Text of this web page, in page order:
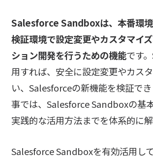
Salesforce Sandboxは、本番環
検証環境で設定変更やカスタマイ
ション開発を行うための機能です
用すれば、安全に設定変更やカス
い、Salesforceの新機能を検証で
事では、Salesforce Sandboxの基
実践的な活用方法までを体系的に解
Salesforce Sandboxを有効活用し